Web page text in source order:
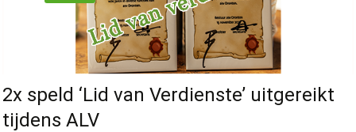
2x speld ‘Lid van Verdienste’ uitgereikt
tijdens ALV